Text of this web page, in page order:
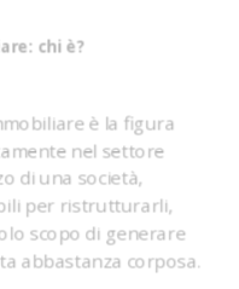
chi è?
è la figura
nel settore
di una società,
per ristrutturarli,
scopo di generare
abbastanza corposa.